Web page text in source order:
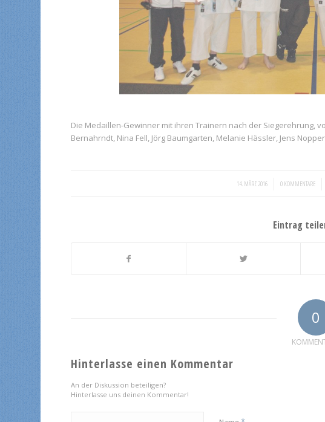
Die Medaillen-Gewinner mit ihren Trainern nach der Siegerehrung,
Bernahrndt, Nina Fell, Jörg Baumgarten, Melanie Hässler, Jens
14. MÄRZ 2016
/ 0 KOMMENTARE
/
Eintrag
0
Hinterlasse einen Kommentar
An der Diskussion beteiligen?
Hinterlasse uns deinen Kommentar!